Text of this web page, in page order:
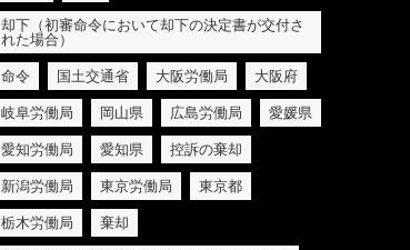
却下（初審命令において却下の決定書が交付さ
れた場合）
命令 国土交通省 大阪労働局 大阪府
岐阜労働局 岡山県 広島労働局 愛媛県
愛知労働局 愛知県 控訴の棄却
新潟労働局 東京労働局 東京都
栃木労働局 棄却